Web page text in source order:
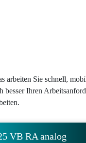
arbeiten Sie schnell,
besser Ihren
VB RA analog